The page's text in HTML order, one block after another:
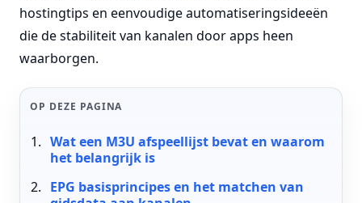
hostingtips en eenvoudige automatiseringsideeën
die de stabiliteit van kanalen door apps heen
waarborgen.
OP DEZE PAGINA
Wat een M3U afspeellijst bevat en waarom
het belangrijk is
EPG basisprincipes en het matchen van